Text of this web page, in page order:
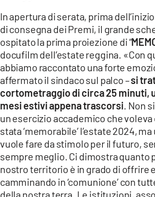
In apertura di serata, prima
di consegna dei Premi, il grande
ospitato la prima proiezione di “
docufilm dell’estate reggina. «Con
abbiamo raccontato una forte
affermato il sindaco sul palco –si
cortometraggio di circa 25 minuti,
mesi estivi appena trascorsi . Non
un esercizio accademico che voleva
stata ‘memorabile’ l’estate 2024,
vuole fare da stimolo per il futuro,
sempre meglio. Ci dimostra quanto
nostro territorio è in grado di offrire
camminando in ‘comunione’ con
della nostra terra. Le istituzioni,